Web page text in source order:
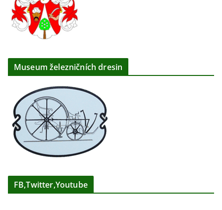
Museum železničních dresin
FB,Twitter,Youtube